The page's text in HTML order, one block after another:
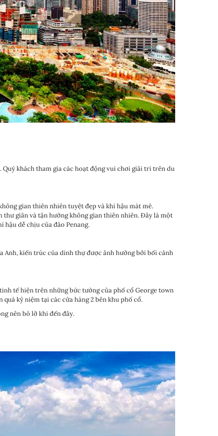
khách tham gia các hoạt động vui chơi giải trí trên du
gian thiên nhiên tuyệt đẹp và khí hậu mát mẻ.
thư giãn và tận hưởng không gian thiên nhiên. Đây là một
hậu dễ chịu của đảo Penang.
Anh, kiến trúc của dinh thự được ảnh hưởng bởi bối cảnh
tế hiện trên những bức tường của phố cổ George town
kỷ niệm tại các cửa hàng 2 bên khu phố cổ.
nên bỏ lỡ khi đến đây.